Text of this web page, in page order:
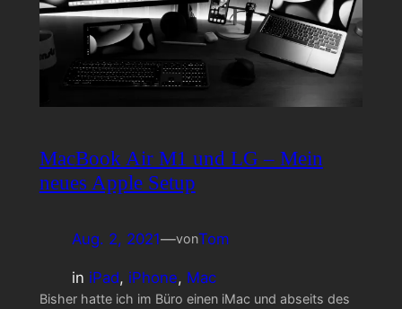
MacBook Air M1 und LG – Mein
neues Apple Setup
Aug. 2, 2021—vonTom
in iPad, iPhone, Mac
Bisher hatte ich im Büro einen iMac und abseits des